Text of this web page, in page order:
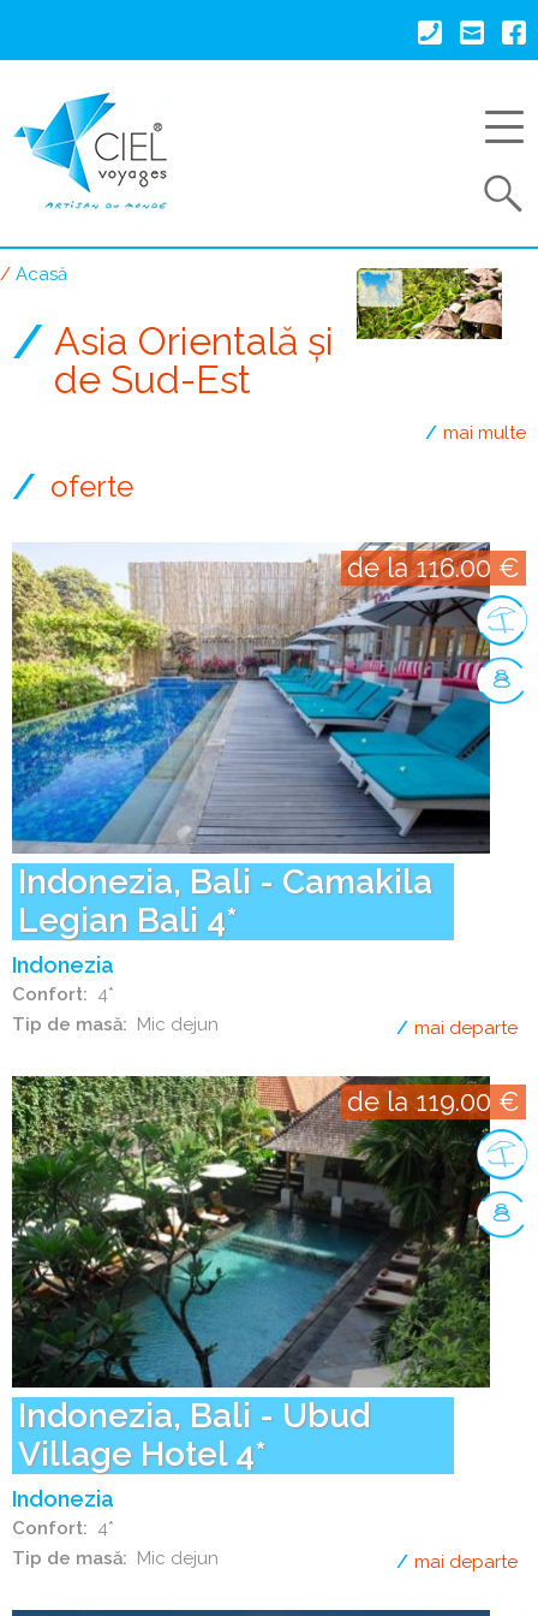
conţinutul
Acasă
Asia Orientală și
de Sud-Est
mai multe
oferte
Indonezia, Bali - Camakila
Legian Bali 4*
Indonezia
Confort
4*
Tip de masă
Mic dejun
de la 116.00 €
mai departe
Indonezia, Bali - Ubud
Village Hotel 4*
Indonezia
Confort
4*
Tip de masă
Mic dejun
de la 119.00 €
mai departe